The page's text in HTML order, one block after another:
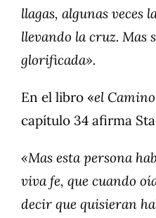
llagas, algunas veces
llevando la cruz. Mas
glorificada».
En el libro «el
capítulo 34 afirma
«Mas esta persona
viva fe, que cuando
decir que quisieran